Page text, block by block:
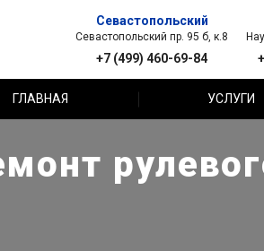
Севастопольский
Севастопольский пр. 95 б, к.8
+7 (499) 460-69-84
ГЛАВНАЯ УСЛУГИ